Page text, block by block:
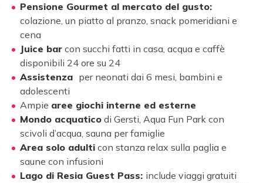
Pensione Gourmet al mercato del gusto:
colazione, un piatto al pranzo, snack pomeridiani e
cena
Juice bar con succhi fatti in casa, acqua e caffè
disponibili 24 ore su 24
Assistenza per neonati dai 6 mesi, bambini e
adolescenti
Ampie aree giochi interne ed esterne
Mondo acquatico di Gersti, Aqua Fun Park con
scivoli d’acqua, sauna per famiglie
Area solo adulti con stanza relax sulla paglia e
saune con infusioni
Lago di Resia Guest Pass: include viaggi gratuiti